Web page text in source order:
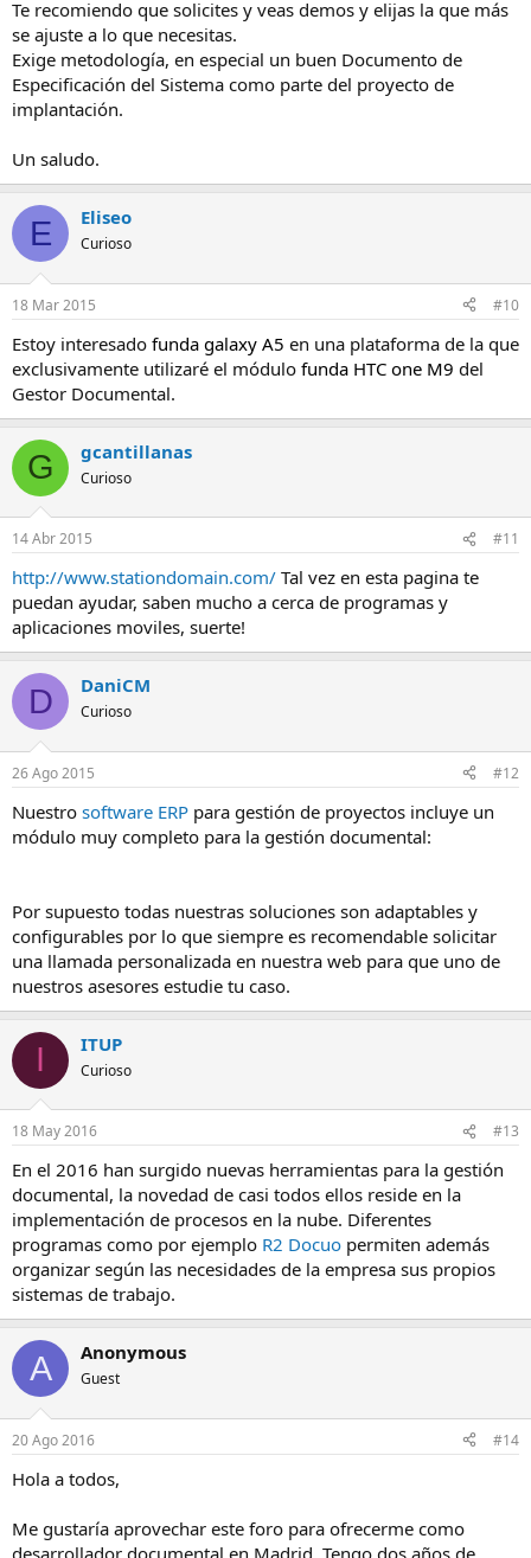
Gracias.
Te recomiendo que solicites y veas demos y elijas la que más
se ajuste a lo que necesitas.
Exige metodología, en especial un buen Documento de
Especificación del Sistema como parte del proyecto de
implantación.
Un saludo.
E Eliseo
Curioso
18 Mar 2015 #10
Estoy interesado funda galaxy A5 en una plataforma de la que
exclusivamente utilizaré el módulo funda HTC one M9 del
Gestor Documental.
G gcantillanas
Curioso
14 Abr 2015 #11
http://www.stationdomain.com/ Tal vez en esta pagina te
puedan ayudar, saben mucho a cerca de programas y
aplicaciones moviles, suerte!
D DaniCM
Curioso
26 Ago 2015 #12
Nuestro software ERP para gestión de proyectos incluye un
módulo muy completo para la gestión documental:
Por supuesto todas nuestras soluciones son adaptables y
configurables por lo que siempre es recomendable solicitar
una llamada personalizada en nuestra web para que uno de
nuestros asesores estudie tu caso.
I ITUP
Curioso
18 May 2016 #13
En el 2016 han surgido nuevas herramientas para la gestión
documental, la novedad de casi todos ellos reside en la
implementación de procesos en la nube. Diferentes
programas como por ejemplo R2 Docuo permiten además
organizar según las necesidades de la empresa sus propios
sistemas de trabajo.
A Anonymous
Guest
20 Ago 2016 #14
Hola a todos,
Me gustaría aprovechar este foro para ofrecerme como
desarrollador documental en Madrid. Tengo dos años de